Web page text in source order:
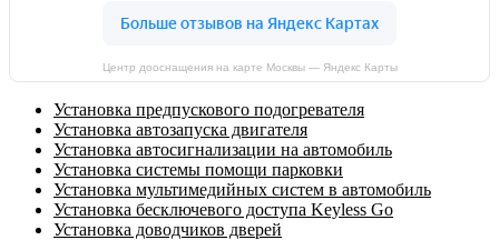
Центр дооснащения на карте Москвы — Яндекс Карты
Установка предпускового подогревателя
Установка автозапуска двигателя
Установка автосигнализации на автомобиль
Установка системы помощи парковки
Установка мультимедийных систем в автомобиль
Установка бесключевого доступа Keyless Go
Установка доводчиков дверей